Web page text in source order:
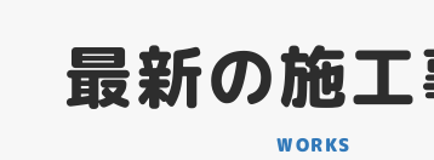
最新の施
WORKS